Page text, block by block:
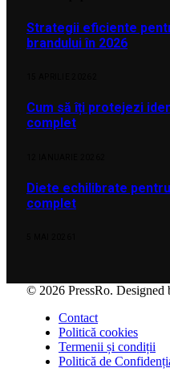
Strategii eficiente
brandului în 2026
Cum să îți protejezi
complet
Diete echilibrate
complet
© 2026 PressRo. Designed
Contact
Politică cookies
Termenii și condiții
Politică de